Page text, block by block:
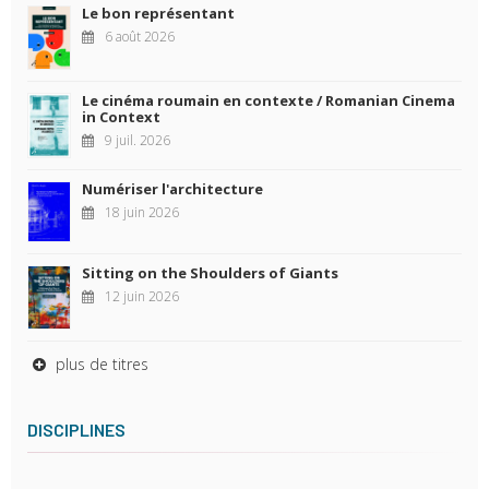
Le bon représentant
6 août 2026
Le cinéma roumain en contexte / Romanian Cinema
in Context
9 juil. 2026
Numériser l'architecture
18 juin 2026
Sitting on the Shoulders of Giants
12 juin 2026
plus de titres
DISCIPLINES